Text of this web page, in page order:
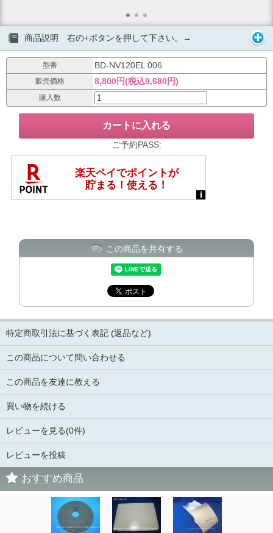
商品説明 右の+ボタンを押して下さい。→
型番 BD-NV120EL 006
販売価格 8,800円(税込9,680円)
購入数
ご予約PASS:
この商品を共有する
特定商取引法に基づく表記 (返品など)
この商品について問い合わせる
この商品を友達に教える
買い物を続ける
レビューを見る(0件)
レビューを投稿
おすすめ商品